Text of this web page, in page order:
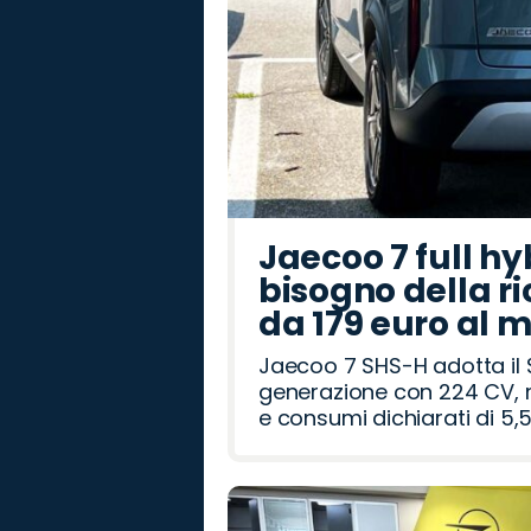
Jaecoo 7 full
bisogno della
da 179 euro al
Jaecoo 7 SHS-H adotta il
generazione con 224 CV,
e consumi dichiarati di